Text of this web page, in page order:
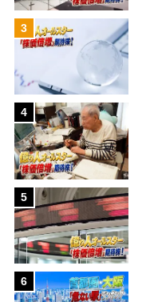
3
4
5
6